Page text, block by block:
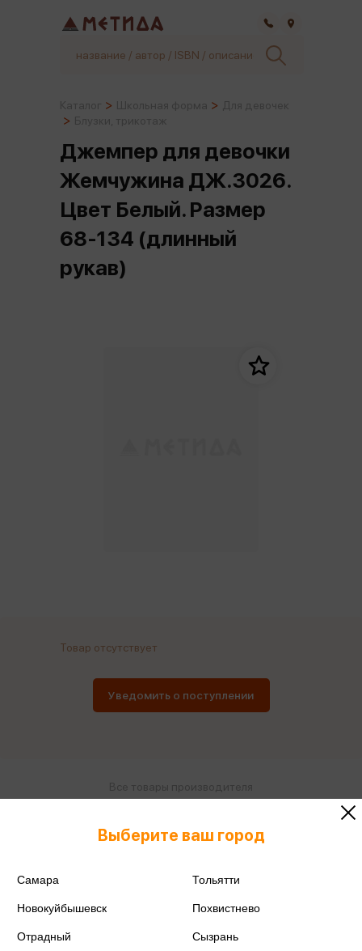
Джемпер для девочки
Жемчужина ДЖ.3026.
Цвет Белый. Размер
68-134 (длинный
рукав)
Товар отсутствует
Уведомить о поступлении
Поделиться
Выберите ваш город
Самара Тольятти
Новокуйбышевск Похвистнево
Отрадный Сызрань